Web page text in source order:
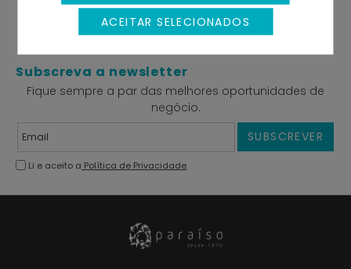
ACEITAR SELECIONADOS
Subscreva a newsletter
Fique sempre a par das melhores oportunidades de
negócio.
SUBSCREVER
Li e aceito a Política de Privacidade.